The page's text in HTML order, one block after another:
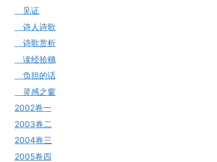
见证
诗人诗歌
诗歌赏析
读经拾穗
负担的话
灵感之窗
2002卷一
2003卷二
2004卷三
2005卷四